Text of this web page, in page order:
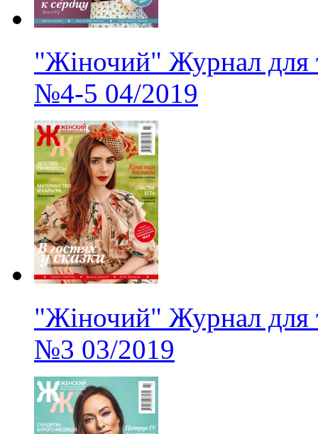
"Жіночий" Журнал для
№4-5 04/2019
"Жіночий" Журнал для
№3 03/2019